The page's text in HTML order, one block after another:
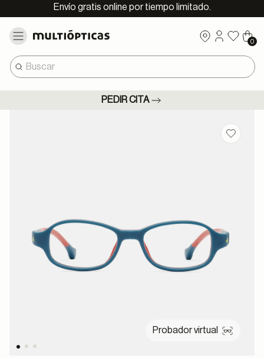
Envío gratis online por tiempo limitado.
0
PEDIR CITA
Probador virtual